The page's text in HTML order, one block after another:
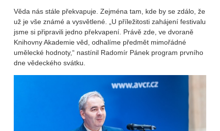
Věda nás stále překvapuje. Zejména tam, kde by se zdálo, že
už je vše známé a vysvětlené. „U příležitosti zahájení festivalu
jsme si připravili jedno překvapení. Právě zde, ve dvoraně
Knihovny Akademie věd, odhalíme předmět mimořádné
umělecké hodnoty,“ nastínil Radomír Pánek program prvního
dne vědeckého svátku.